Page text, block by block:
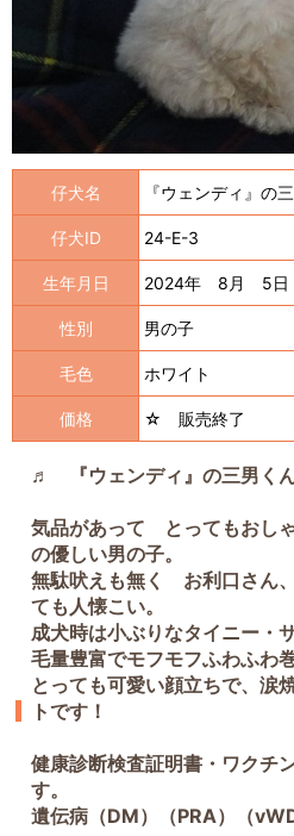
仔犬名 『ウェンディ』の
仔犬ID 24-E-3
生年月日 2024年 8月 5日
性別 男の子
毛色 ホワイト
価格 ☆ 販売終了
♬ 『ウェンディ』の三男く
気品があって とってもおし
の優しい男の子。
無駄吠えも無く お利口さん
ても人懐こい。
成犬時は小ぶりなタイニー・
毛量豊富でモフモフふわふわ
とっても可愛い顔立ちで、涙
トです！
健康診断検査証明書・ワクチ
す。
遺伝病（DM）（PRA）（